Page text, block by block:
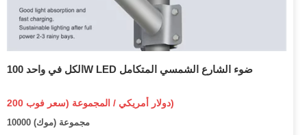
الكل في واحد 100W LED ضوء الشارع الشمسي المتكامل
200 دولار أمريكي / المجموعة (سعر فوب)
10000 مجموعة (موك)